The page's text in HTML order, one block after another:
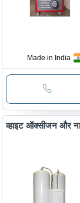
Made in India
व्हाइट ऑक्सीजन और